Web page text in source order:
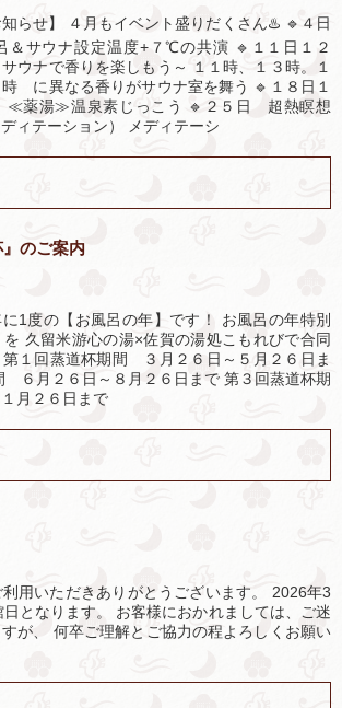
知らせ】 ４月もイベント盛りだくさん♨️ 🔹４日
サウナ設定温度+７℃の共演 🔹１１日１２
ナで香りを楽しもう～ １１時、１３時。１
時 に異なる香りがサウナ室を舞う 🔹１８日１
薬湯≫温泉素じっこう 🔹２５日 超熱瞑想
ディテーション） メディテーシ
のご案内
1度の【お風呂の年】です！ お風呂の年特別
久留米游心の湯×佐賀の湯処こもれびで合同
１回蒸道杯期間 ３月２６日～５月２６日ま
６月２６日～８月２６日まで 第３回蒸道杯期
月２６日まで
用いただきありがとうございます。 2026年3
となります。 お客様におかれましては、ご迷
が、 何卒ご理解とご協力の程よろしくお願い